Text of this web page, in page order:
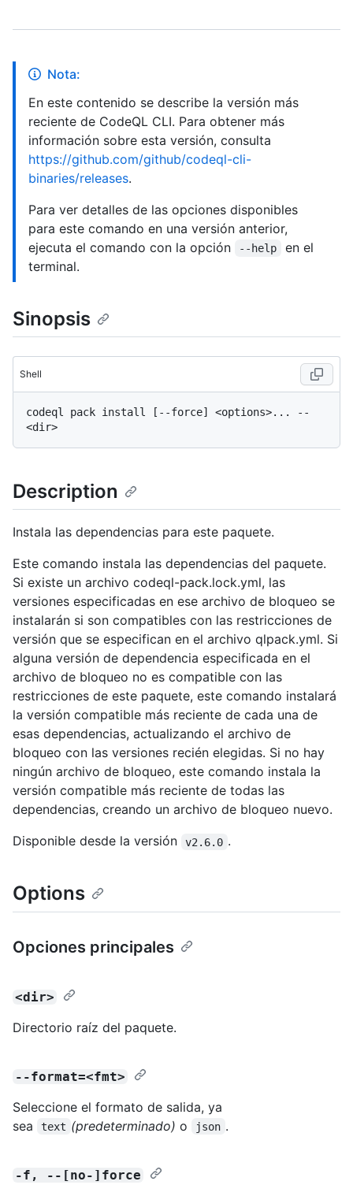
Nota:
En este contenido se describe la versión más
reciente de CodeQL CLI. Para obtener más
información sobre esta versión, consulta
https://github.com/github/codeql-cli-
binaries/releases.
Para ver detalles de las opciones disponibles
para este comando en una versión anterior,
ejecuta el comando con la opción
--help
en el
terminal.
Sinopsis
Shell
codeql pack install [--force] <options>... --
Description
Instala las dependencias para este paquete.
Este comando instala las dependencias del paquete.
Si existe un archivo codeql-pack.lock.yml, las
versiones especificadas en ese archivo de bloqueo se
instalarán si son compatibles con las restricciones de
versión que se especifican en el archivo qlpack.yml. Si
alguna versión de dependencia especificada en el
archivo de bloqueo no es compatible con las
restricciones de este paquete, este comando instalará
la versión compatible más reciente de cada una de
esas dependencias, actualizando el archivo de
bloqueo con las versiones recién elegidas. Si no hay
ningún archivo de bloqueo, este comando instala la
versión compatible más reciente de todas las
dependencias, creando un archivo de bloqueo nuevo.
Disponible desde la versión
v2.6.0 .
Options
Opciones principales
<dir>
Directorio raíz del paquete.
--format=<fmt>
Seleccione el formato de salida, ya
sea
text (predeterminado) o json .
-f, --[no-]force